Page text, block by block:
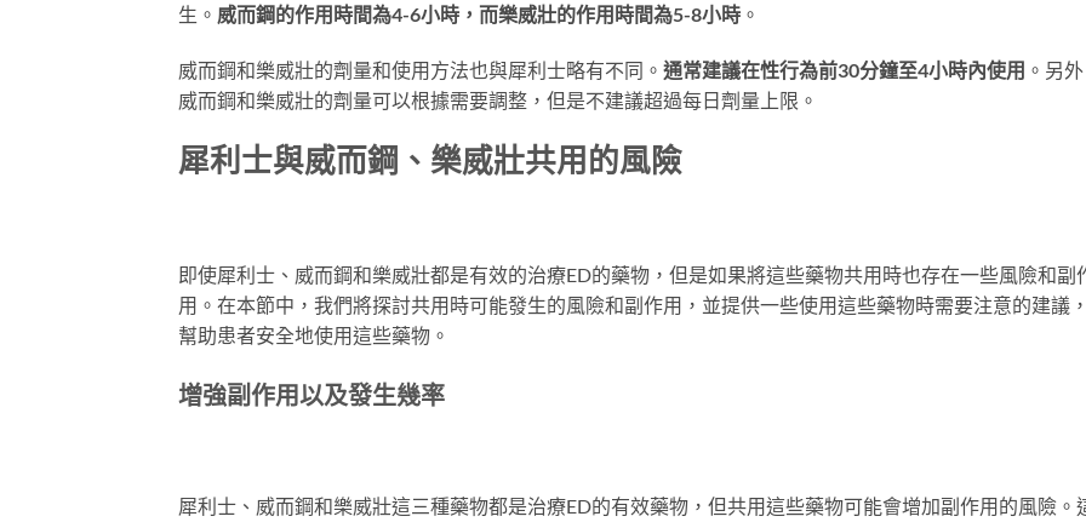
生。 威而鋼的作用時間為4-6小時，而樂威壯的作用時間為5-8小時 。
威而鋼和樂威壯的劑量和使用方法也與犀利士略有不同。 通常建議在性行為前30分鐘至4小時內使用 。另外
威而鋼和樂威壯的劑量可以根據需要調整，但是不建議超過每日劑量上限。
犀利士與威而鋼、樂威壯共用的風險
即使犀利士、威而鋼和樂威壯都是有效的治療ED的藥物，但是如果將這些藥物共用時也存在一些風險和副
用。在本節中，我們將探討共用時可能發生的風險和副作用，並提供一些使用這些藥物時需要注意的建議
幫助患者安全地使用這些藥物。
增強副作用以及發生幾率
犀利士、威而鋼和樂威壯這三種藥物都是治療ED的有效藥物，但共用這些藥物可能會增加副作用的風險。